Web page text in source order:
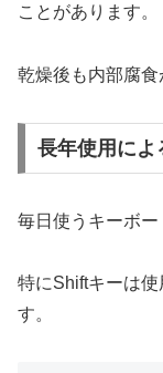
ことがあります。
乾燥後も内部腐食
長年使用によ
毎日使うキーボー
特にShiftキーは
す。